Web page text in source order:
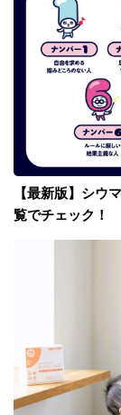
【最新版】シウ
覧でチェック！